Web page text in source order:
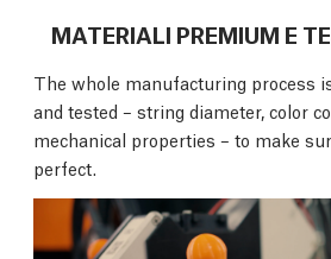
MATERIALI PREMIUM E
The whole manufacturing process
and tested – string diameter, color
mechanical properties – to make
perfect.